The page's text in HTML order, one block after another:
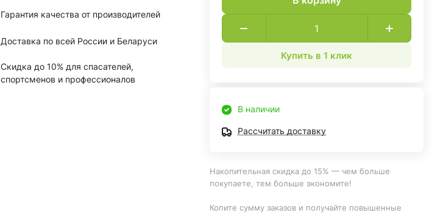
Гарантия качества от производителей
Доставка по всей России и Беларуси
Скидка до 10% для спасателей,
спортсменов и профессионалов
Купить в 1 клик
В наличии
Рассчитать доставку
Накопительная скидка до 15% — чем больше
покупаете, тем больше экономите!
Копите сумму заказов и получайте повышенные